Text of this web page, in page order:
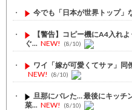
今でも「日本が世界トップ」
【警告】コピー機にA4入れ
ぐ... NEW! (8/10)
ワイ「嫁が可愛くてサァ」同
NEW!
(8/10)
旦那にバレた… 最後にキッチ
菜... NEW! (8/10)